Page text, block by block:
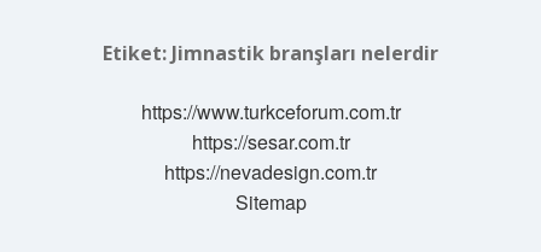
Etiket: Jimnastik branşları nelerdir
https://www.turkceforum.com.tr
https://sesar.com.tr
https://nevadesign.com.tr
Sitemap